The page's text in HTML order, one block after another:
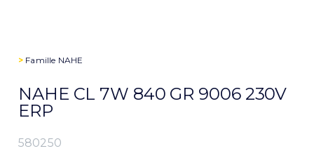
> Famille NAHE
NAHE CL 7W 840 GR 9006 230V
ERP
580250